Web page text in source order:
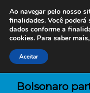
Bolsonaro
Ao navegar pelo nosso
finalidades. Você poderá
dados conforme a
cookies. Para saber mais,
Aceitar